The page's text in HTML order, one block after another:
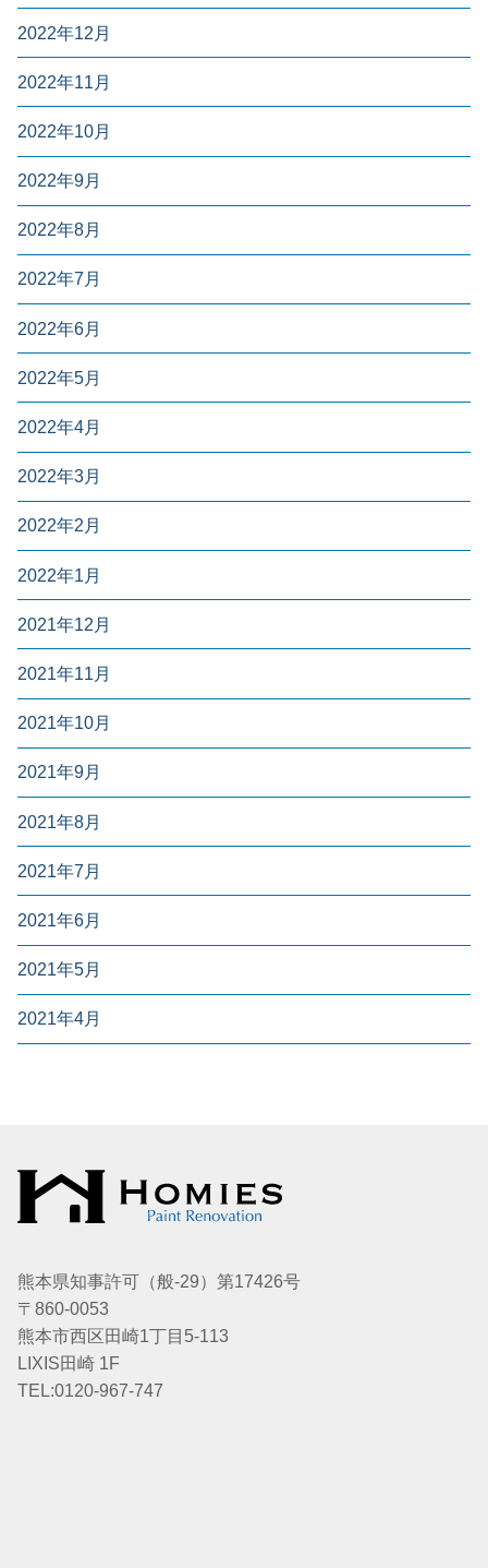
2022年12月
2022年11月
2022年10月
2022年9月
2022年8月
2022年7月
2022年6月
2022年5月
2022年4月
2022年3月
2022年2月
2022年1月
2021年12月
2021年11月
2021年10月
2021年9月
2021年8月
2021年7月
2021年6月
2021年5月
2021年4月
熊本県知事許可（般-29）第17426号
〒860-0053
熊本市西区田崎1丁目5-113
LIXIS田崎 1F
TEL:0120-967-747